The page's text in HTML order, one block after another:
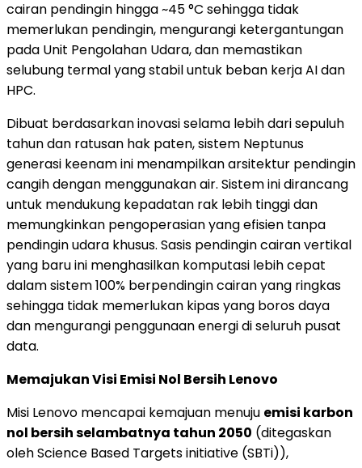
cairan pendingin hingga ~45 °C sehingga tidak
memerlukan pendingin, mengurangi ketergantungan
pada Unit Pengolahan Udara, dan memastikan
selubung termal yang stabil untuk beban kerja AI dan
HPC.
Dibuat berdasarkan inovasi selama lebih dari sepuluh
tahun dan ratusan hak paten, sistem Neptunus
generasi keenam ini menampilkan arsitektur pendingin
cangih dengan menggunakan air. Sistem ini dirancang
untuk mendukung kepadatan rak lebih tinggi dan
memungkinkan pengoperasian yang efisien tanpa
pendingin udara khusus. Sasis pendingin cairan vertikal
yang baru ini menghasilkan komputasi lebih cepat
dalam sistem 100% berpendingin cairan yang ringkas
sehingga tidak memerlukan kipas yang boros daya
dan mengurangi penggunaan energi di seluruh pusat
data.
Memajukan Visi Emisi Nol Bersih Lenovo
Misi Lenovo mencapai kemajuan menuju emisi karbon
nol bersih selambatnya tahun 2050 (ditegaskan
oleh Science Based Targets initiative (SBTi)),